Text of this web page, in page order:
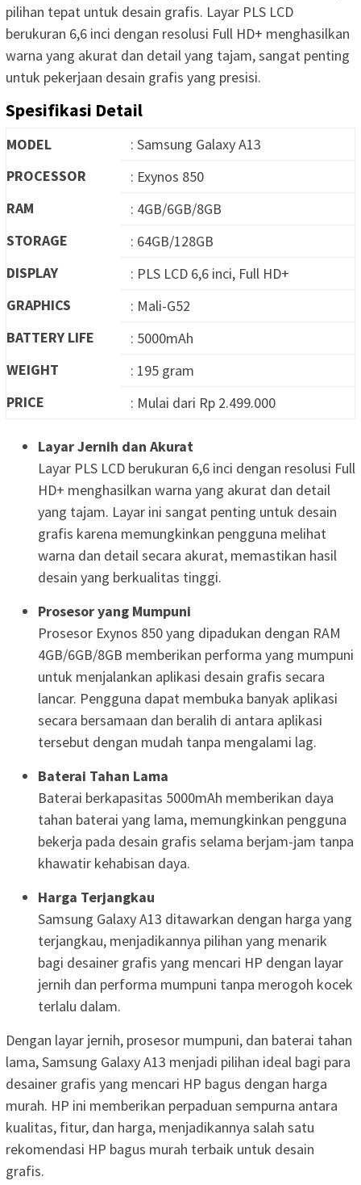
pilihan tepat untuk desain grafis. Layar PLS LCD
berukuran 6,6 inci dengan resolusi Full HD+ menghasilkan
warna yang akurat dan detail yang tajam, sangat penting
untuk pekerjaan desain grafis yang presisi.
Spesifikasi Detail
MODEL
: Samsung Galaxy A13
PROCESSOR
: Exynos 850
RAM
: 4GB/6GB/8GB
STORAGE
: 64GB/128GB
DISPLAY
: PLS LCD 6,6 inci, Full HD+
GRAPHICS
: Mali-G52
BATTERY LIFE
: 5000mAh
WEIGHT
: 195 gram
PRICE
: Mulai dari Rp 2.499.000
Layar Jernih dan Akurat
Layar PLS LCD berukuran 6,6 inci dengan resolusi Full
HD+ menghasilkan warna yang akurat dan detail
yang tajam. Layar ini sangat penting untuk desain
grafis karena memungkinkan pengguna melihat
warna dan detail secara akurat, memastikan hasil
desain yang berkualitas tinggi.
Prosesor yang Mumpuni
Prosesor Exynos 850 yang dipadukan dengan RAM
4GB/6GB/8GB memberikan performa yang mumpuni
untuk menjalankan aplikasi desain grafis secara
lancar. Pengguna dapat membuka banyak aplikasi
secara bersamaan dan beralih di antara aplikasi
tersebut dengan mudah tanpa mengalami lag.
Baterai Tahan Lama
Baterai berkapasitas 5000mAh memberikan daya
tahan baterai yang lama, memungkinkan pengguna
bekerja pada desain grafis selama berjam-jam tanpa
khawatir kehabisan daya.
Harga Terjangkau
Samsung Galaxy A13 ditawarkan dengan harga yang
terjangkau, menjadikannya pilihan yang menarik
bagi desainer grafis yang mencari HP dengan layar
jernih dan performa mumpuni tanpa merogoh kocek
terlalu dalam.
Dengan layar jernih, prosesor mumpuni, dan baterai tahan
lama, Samsung Galaxy A13 menjadi pilihan ideal bagi para
desainer grafis yang mencari HP bagus dengan harga
murah. HP ini memberikan perpaduan sempurna antara
kualitas, fitur, dan harga, menjadikannya salah satu
rekomendasi HP bagus murah terbaik untuk desain
grafis.